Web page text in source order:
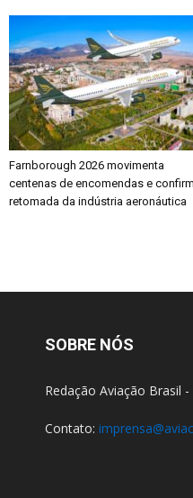
Farnborough 2026 movimenta
centenas de encomendas e
retomada da indústria aeronáutica
SOBRE NÓS
Redação Aviação Brasil
Contato: